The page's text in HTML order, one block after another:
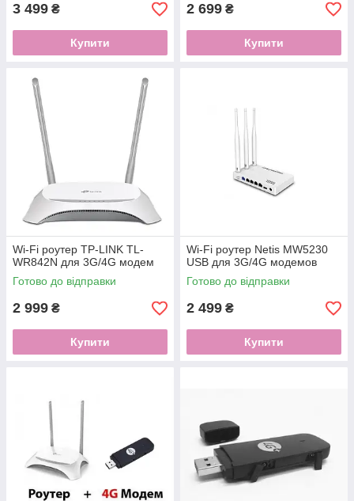
3 499 ₴
Купити
2 699 ₴
Купити
Wi-Fi роутер TP-LINK TL-
WR842N для 3G/4G модем
Готово до відправки
2 999 ₴
Купити
Wi-Fi роутер Netis MW5230
USB для 3G/4G модемов
Готово до відправки
2 499 ₴
Купити